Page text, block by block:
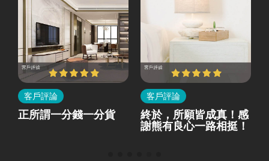
客戶評論
正所謂一分錢一分貨
客戶評論
終於，所願皆成真！感
謝熊有良心一路相挺！